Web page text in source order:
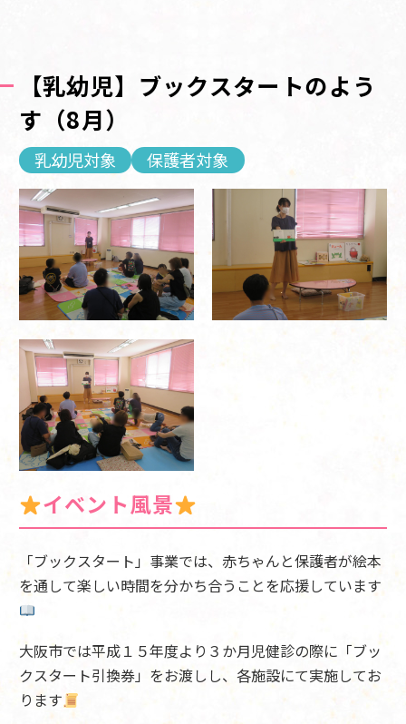
【乳幼児】ブックスタートのよう
す（8月）
乳幼児対象 保護者対象
イベント風景
「ブックスタート」事業では、赤ちゃんと保護者が絵本
を通して楽しい時間を分かち合うことを応援しています
大阪市では平成１５年度より３か月児健診の際に「ブッ
クスタート引換券」をお渡しし、各施設にて実施してお
ります